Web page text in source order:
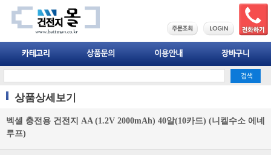
상품상세보기
벡셀 충전용 건전지 AA (1.2V 2000mAh) 40알(10카드) (니켈수소 에네
루프)